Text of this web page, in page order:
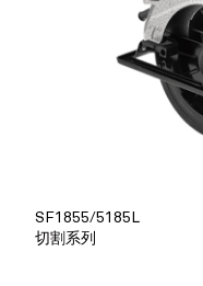
SF1855/5185L
切割系列